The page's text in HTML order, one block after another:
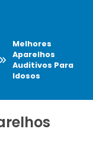
Melhores
Aparelhos
Auditivos Para
Idosos